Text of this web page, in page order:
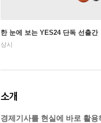
한 눈에 보는 YES24 단독 선출간
상시
소개
경제기사를 현실에 바로 활용